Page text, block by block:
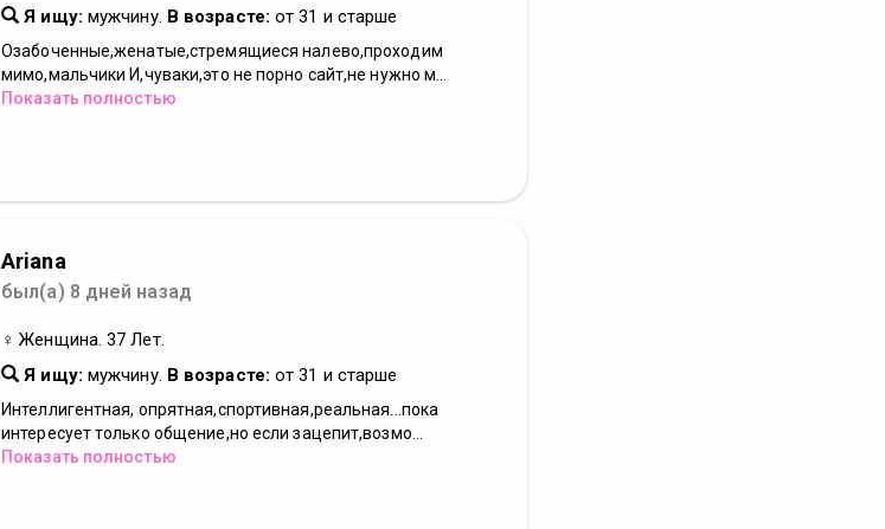
Я ищу: мужчину. В возрасте: от 31 и старше
Озабоченные,женатые,стремящиеся налево,проходим
мимо,мальчики И,чуваки,это не порно сайт,не нужно м...
Показать полностью
Ariana
был(а) 8 дней назад
♀ Женщина. 37 Лет.
Я ищу: мужчину. В возрасте: от 31 и старше
Интеллигентная, опрятная,спортивная,реальная...пока
интересует только общение,но если зацепит,возмо...
Показать полностью